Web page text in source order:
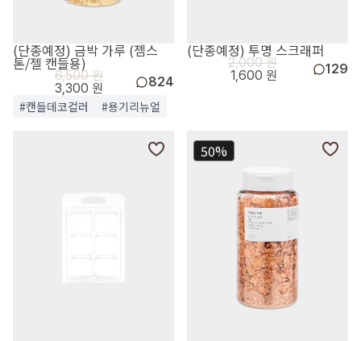
(단종예정) 금박 가루 (젬스
톤/젤 캔들용)
6,500 원
3,300 원
824
#캔들데코컬러 #용기리뉴얼
(단종예정) 투명 스크래퍼
2,000 원
1,600 원
129
50%